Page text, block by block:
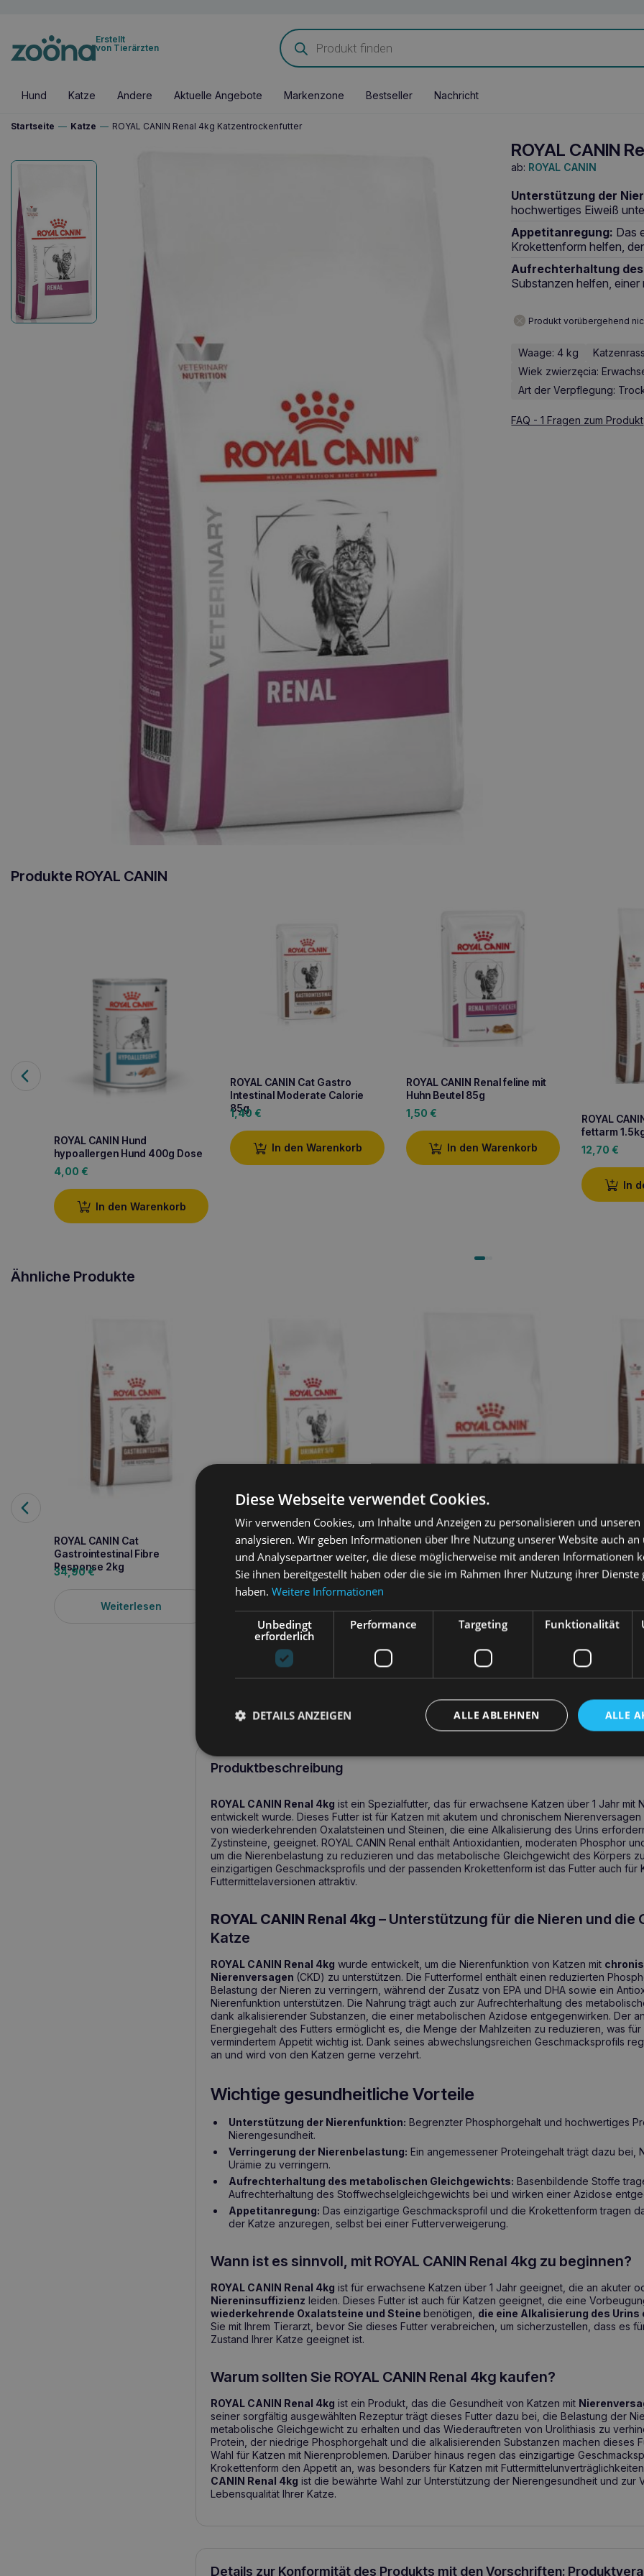
Erstellt
von Tierärzten
Products
search
Hund Katze Andere Aktuelle Angebote Markenzone Bestseller Nachricht
Startseite — Katze — ROYAL CANIN Renal 4kg Katzentrockenfutter
ROYAL CANIN
ab: ROYAL CANIN
Unterstützung der
hochwertiges Eiweiß
Appetitanregung: Das
Krokettenform helfen,
Aufrechterhaltung
Substanzen helfen,
Produkt vorübergehend
Waage: 4 kg
Wiek zwierzęcia:
Art der Verpflegung:
FAQ - 1 Fragen zum Produkt
Produkte ROYAL CANIN
ROYAL CANIN Hund
hypoallergen Hund 400g Dose
4,00 €
In den Warenkorb
ROYAL CANIN Cat Gastro
Intestinal Moderate Calorie
85g
1,40 €
In den Warenkorb
ROYAL CANIN Renal feline mit
Huhn Beutel 85g
1,50 €
In den Warenkorb
ROYAL
fettarm
12,70 €
In
Ähnliche Produkte
ROYAL CANIN Cat
Gastrointestinal Fibre
Response 2kg
34,90€
Weiterlesen
ROYAL CANIN Urinary S/O
Moderate Calorie 3.5kg
42,80€
ROYAL CANIN Renal Special
4kg Katze Nierenunterstützung
ROYAL
62,50€
Produktbeschreibung
ROYAL CANIN Renal 4kg ist ein Spezialfutter, das für erwachsene Katzen über 1 Jahr mit
entwickelt wurde. Dieses Futter ist für Katzen mit akutem und chronischem
von wiederkehrenden Oxalatsteinen und Steinen, die eine Alkalisierung des Urins
Zystinsteine, geeignet. ROYAL CANIN Renal enthält Antioxidantien, moderaten Phosphor
um die Nierenbelastung zu reduzieren und das metabolische Gleichgewicht des Körpers
einzigartigen Geschmacksprofils und der passenden Krokettenform ist das Futter auch für
Futtermittelaversionen attraktiv.
ROYAL CANIN Renal 4kg – Unterstützung für die Nieren und die
Katze
ROYAL CANIN Renal 4kg wurde entwickelt, um die Nierenfunktion von Katzen mit
Nierenversagen (CKD) zu unterstützen. Die Futterformel enthält einen reduzierten
Belastung der Nieren zu verringern, während der Zusatz von EPA und DHA sowie ein
Nierenfunktion unterstützen. Die Nahrung trägt auch zur Aufrechterhaltung des
dank alkalisierender Substanzen, die einer metabolischen Azidose entgegenwirken. Der
Energiegehalt des Futters ermöglicht es, die Menge der Mahlzeiten zu reduzieren, was für
vermindertem Appetit wichtig ist. Dank seines abwechslungsreichen Geschmacksprofils
an und wird von den Katzen gerne verzehrt.
Wichtige gesundheitliche Vorteile
Unterstützung der Nierenfunktion: Begrenzter Phosphorgehalt und hochwertiges
Nierengesundheit.
Verringerung der Nierenbelastung: Ein angemessener Proteingehalt trägt dazu bei,
Urämie zu verringern.
Aufrechterhaltung des metabolischen Gleichgewichts: Basenbildende Stoffe
Aufrechterhaltung des Stoffwechselgleichgewichts bei und wirken einer Azidose
Appetitanregung: Das einzigartige Geschmacksprofil und die Krokettenform tragen
der Katze anzuregen, selbst bei einer Futterverweigerung.
Wann ist es sinnvoll, mit ROYAL CANIN Renal 4kg zu beginnen?
ROYAL CANIN Renal 4kg ist für erwachsene Katzen über 1 Jahr geeignet, die an akuter
Niereninsuffizienz leiden. Dieses Futter ist auch für Katzen geeignet, die eine
wiederkehrende Oxalatsteine und Steine benötigen, die eine Alkalisierung des Urins
Sie mit Ihrem Tierarzt, bevor Sie dieses Futter verabreichen, um sicherzustellen, dass es
Zustand Ihrer Katze geeignet ist.
Warum sollten Sie ROYAL CANIN Renal 4kg kaufen?
ROYAL CANIN Renal 4kg ist ein Produkt, das die Gesundheit von Katzen mit
seiner sorgfältig ausgewählten Rezeptur trägt dieses Futter dazu bei, die Belastung der
metabolische Gleichgewicht zu erhalten und das Wiederauftreten von Urolithiasis zu
Protein, der niedrige Phosphorgehalt und die alkalisierenden Substanzen machen dieses
Wahl für Katzen mit Nierenproblemen. Darüber hinaus regen das einzigartige
Krokettenform den Appetit an, was besonders für Katzen mit
CANIN Renal 4kg ist die bewährte Wahl zur Unterstützung der Nierengesundheit und zur
Lebensqualität Ihrer Katze.
Details zur Konformität des Produkts mit den Vorschriften:
Diese Webseite verwendet Cookies.
Wir verwenden Cookies, um Inhalte und Anzeigen zu personalisieren und
analysieren. Wir geben Informationen über Ihre Nutzung unserer Website auch an
und Analysepartner weiter, die diese möglicherweise mit anderen Informationen
Sie ihnen bereitgestellt haben oder die sie im Rahmen Ihrer Nutzung ihrer Dienste
haben. Weitere Informationen
Unbedingt
erforderlich
Performance Targeting Funktionalität
ALLE
ALLE ABLEHNEN
DETAILS ANZEIGEN